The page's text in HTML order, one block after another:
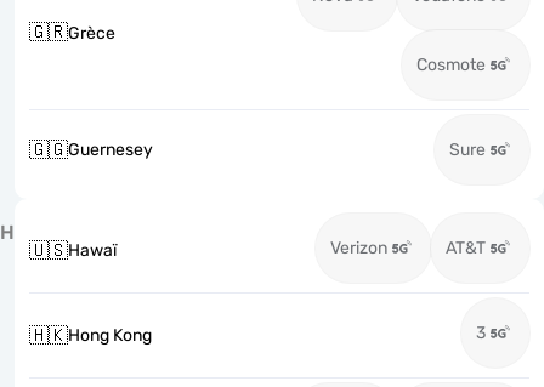
🇬🇷Grèce
Cosmote
🇬🇬Guernesey Sure
H
🇺🇸Hawaï Verizon AT&T
🇭🇰Hong Kong 3